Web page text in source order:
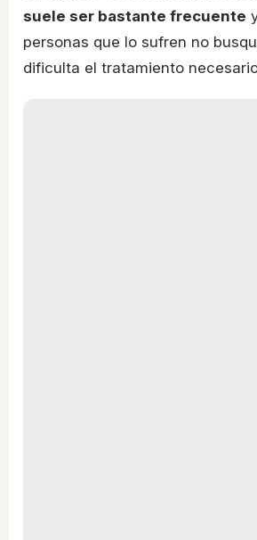
suele ser bastante frecuente
personas que lo sufren no
dificulta el tratamiento